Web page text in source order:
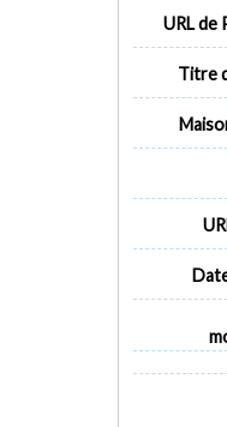
URL de
Titre